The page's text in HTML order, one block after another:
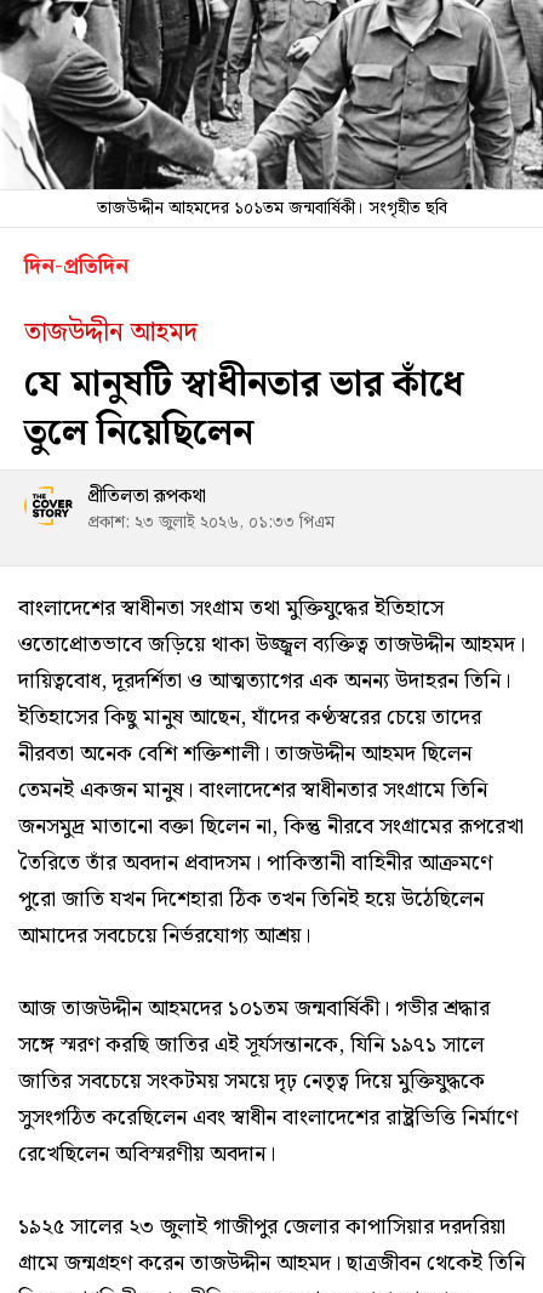
তাজউদ্দীন আহমদের ১০১তম জন্মবার্ষিকী। সংগৃহীত ছবি
দিন-প্রতিদিন
তাজউদ্দীন আহমদ
যে মানুষটি স্বাধীনতার ভার কাঁধে
তুলে নিয়েছিলেন
প্রীতিলতা রূপকথা
প্রকাশ: ২৩ জুলাই ২০২৬, ০১:৩৩ পিএম
বাংলাদেশের স্বাধীনতা সংগ্রাম তথা মুক্তিযুদ্ধের ইতিহাসে
ওতোপ্রোতভাবে জড়িয়ে থাকা উজ্জ্বল ব্যক্তিত্ব তাজউদ্দীন আহমদ।
দায়িত্ববোধ, দূরদর্শিতা ও আত্মত্যাগের এক অনন্য উদাহরন তিনি।
ইতিহাসের কিছু মানুষ আছেন, যাঁদের কণ্ঠস্বরের চেয়ে তাদের
নীরবতা অনেক বেশি শক্তিশালী। তাজউদ্দীন আহমদ ছিলেন
তেমনই একজন মানুষ। বাংলাদেশের স্বাধীনতার সংগ্রামে তিনি
জনসমুদ্র মাতানো বক্তা ছিলেন না, কিন্তু নীরবে সংগ্রামের রূপরেখা
তৈরিতে তাঁর অবদান প্রবাদসম। পাকিস্তানী বাহিনীর আক্রমণে
পুরো জাতি যখন দিশেহারা ঠিক তখন তিনিই হয়ে উঠেছিলেন
আমাদের সবচেয়ে নির্ভরযোগ্য আশ্রয়।
আজ তাজউদ্দীন আহমদের ১০১তম জন্মবার্ষিকী। গভীর শ্রদ্ধার
সঙ্গে স্মরণ করছি জাতির এই সূর্যসন্তানকে, যিনি ১৯৭১ সালে
জাতির সবচেয়ে সংকটময় সময়ে দৃঢ় নেতৃত্ব দিয়ে মুক্তিযুদ্ধকে
সুসংগঠিত করেছিলেন এবং স্বাধীন বাংলাদেশের রাষ্ট্রভিত্তি নির্মাণে
রেখেছিলেন অবিস্মরণীয় অবদান।
১৯২৫ সালের ২৩ জুলাই গাজীপুর জেলার কাপাসিয়ার দরদরিয়া
গ্রামে জন্মগ্রহণ করেন তাজউদ্দীন আহমদ। ছাত্রজীবন থেকেই তিনি